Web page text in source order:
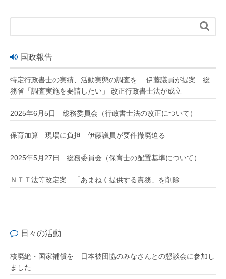

国政報告
特定行政書士の実績、活動実態の調査を 伊藤議員が提案 総
務省「調査実施を要請したい」 改正行政書士法が成立
2025年6月5日 総務委員会（行政書士法の改正について）
保育加算 現場に負担 伊藤議員が要件撤廃迫る
2025年5月27日 総務委員会（保育士の配置基準について）
ＮＴＴ法等改定案 「あまねく提供する責務」を削除
日々の活動
核廃絶・国家補償を 日本被団協のみなさんとの懇談会に参加し
ました